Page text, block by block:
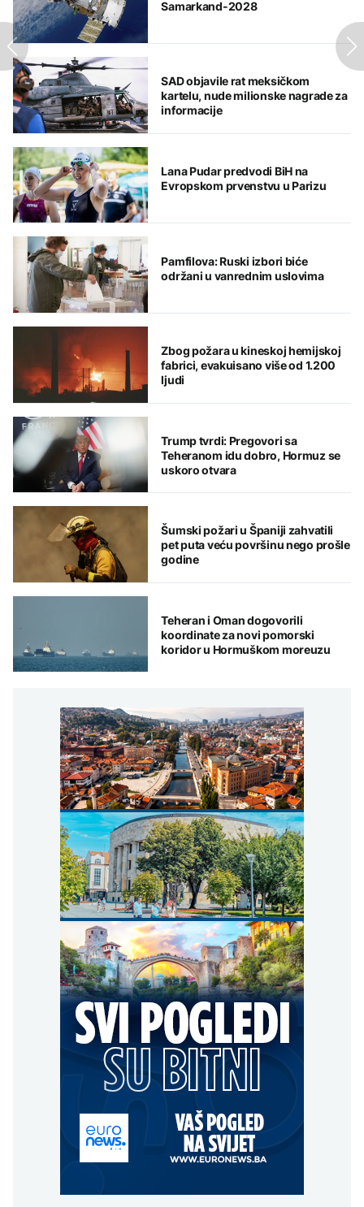
Samarkand-2028
SAD objavile rat meksičkom
kartelu, nude milionske nagrade za
informacije
Lana Pudar predvodi BiH na
Evropskom prvenstvu u Parizu
Pamfilova: Ruski izbori biće
održani u vanrednim uslovima
Zbog požara u kineskoj hemijskoj
fabrici, evakuisano više od 1.200
ljudi
Trump tvrdi: Pregovori sa
Teheranom idu dobro, Hormuz se
uskoro otvara
Šumski požari u Španiji zahvatili
pet puta veću površinu nego prošle
godine
Teheran i Oman dogovorili
koordinate za novi pomorski
koridor u Hormuškom moreuzu